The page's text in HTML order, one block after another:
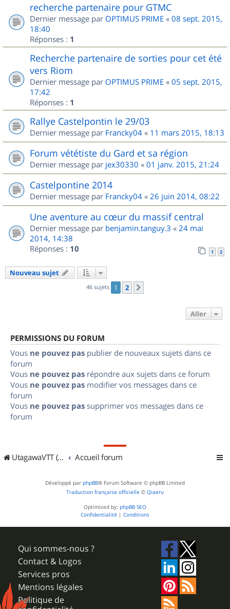
recherche partenaire pour GTMC
Dernier message par OPTIMUS PRIME « 08 sept. 2015,
18:40
Réponses : 1
Recherche partenaire de sorties pour cet été
vers Riom
Dernier message par OPTIMUS PRIME « 05 sept. 2015,
17:42
Réponses : 1
Rallye Castelpontin le 29/03
Dernier message par Francky04 « 11 mars 2015, 18:13
Forum vététiste du Gard et sa région
Dernier message par jex30330 « 01 janv. 2015, 21:24
Castelpontine 2014
Dernier message par Francky04 « 26 juin 2014, 08:22
Une aventure au cœur du massif central
Dernier message par benjamin.tanguy.3 « 24 mai
2014, 14:38
Réponses : 10 1 2
Nouveau sujet
46 sujets 1 2
Aller
PERMISSIONS DU FORUM
Vous ne pouvez pas publier de nouveaux sujets dans ce
forum
Vous ne pouvez pas répondre aux sujets dans ce forum
Vous ne pouvez pas modifier vos messages dans ce
forum
Vous ne pouvez pas supprimer vos messages dans ce
forum
UtagawaVTT (Randos VTT et VTTAE avec traces GPS) Accueil forum
Développé par phpBB® Forum Software © phpBB Limited
Traduction française officielle © Qiaeru
Optimized by: phpBB SEO
Confidentialité | Conditions
Qui sommes-nous ?
Contact & Logos
Services pros
Mentions légales
Politique de